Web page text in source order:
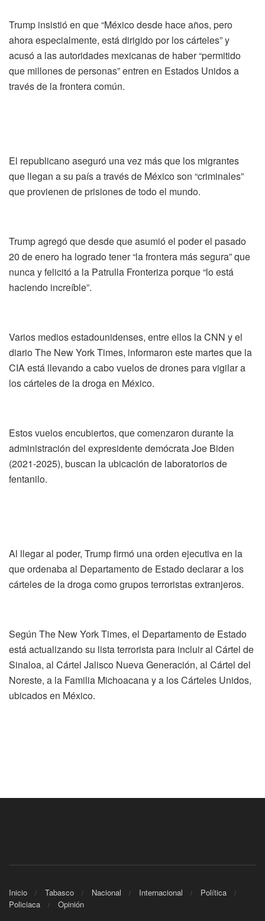
Trump insistió en que “México desde hace años, pero
ahora especialmente, está dirigido por los cárteles” y
acusó a las autoridades mexicanas de haber “permitido
que millones de personas” entren en Estados Unidos a
través de la frontera común.
El republicano aseguró una vez más que los migrantes
que llegan a su país a través de México son “criminales”
que provienen de prisiones de todo el mundo.
Trump agregó que desde que asumió el poder el pasado
20 de enero ha logrado tener “la frontera más segura” que
nunca y felicitó a la Patrulla Fronteriza porque “lo está
haciendo increíble”.
Varios medios estadounidenses, entre ellos la CNN y el
diario The New York Times, informaron este martes que la
CIA está llevando a cabo vuelos de drones para vigilar a
los cárteles de la droga en México.
Estos vuelos encubiertos, que comenzaron durante la
administración del expresidente demócrata Joe Biden
(2021-2025), buscan la ubicación de laboratorios de
fentanilo.
Al llegar al poder, Trump firmó una orden ejecutiva en la
que ordenaba al Departamento de Estado declarar a los
cárteles de la droga como grupos terroristas extranjeros.
Según The New York Times, el Departamento de Estado
está actualizando su lista terrorista para incluir al Cártel de
Sinaloa, al Cártel Jalisco Nueva Generación, al Cártel del
Noreste, a la Familia Michoacana y a los Cárteles Unidos,
ubicados en México.
Inicio Tabasco Nacional Internacional
Política
Policiaca
Opinión